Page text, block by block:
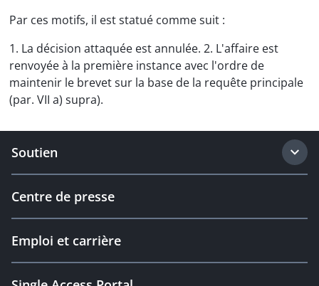
Par ces motifs, il est statué comme suit :
1. La décision attaquée est annulée. 2. L'affaire est
renvoyée à la première instance avec l'ordre de
maintenir le brevet sur la base de la requête principale
(par. VII a) supra).
Soutien
Centre de presse
Emploi et carrière